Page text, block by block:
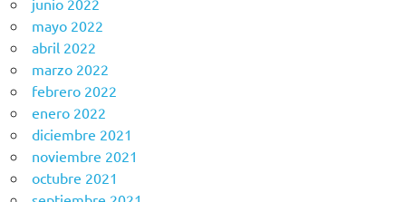
mayo 2022
abril 2022
marzo 2022
febrero 2022
enero 2022
diciembre 2021
noviembre 2021
octubre 2021